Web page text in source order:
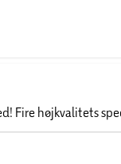
Fire højkvalitets